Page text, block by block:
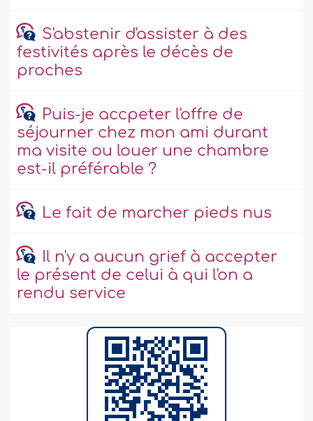
S'abstenir d'assister à des
festivités après le décès de
proches
Puis-je accpeter l'offre de
séjourner chez mon ami durant
ma visite ou louer une chambre
est-il préférable ?
Le fait de marcher pieds nus
Il n'y a aucun grief à accepter
le présent de celui à qui l'on a
rendu service